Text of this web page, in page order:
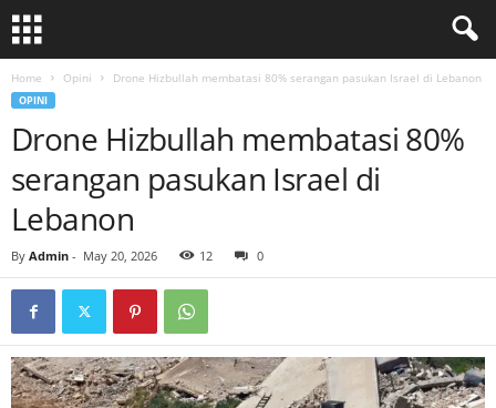
Home Opini Drone Hizbullah membatasi 80% serangan pasukan Israel di Lebanon
OPINI
Drone Hizbullah membatasi 80%
serangan pasukan Israel di
Lebanon
By Admin - May 20, 2026 12 0